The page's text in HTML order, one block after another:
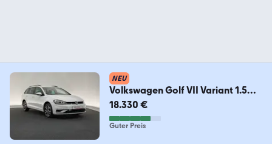
NEU
Volkswagen Golf VII Variant 1.5
TSI*UNITED*ACC-SHZ-APPLE
18.330 €
Guter Preis